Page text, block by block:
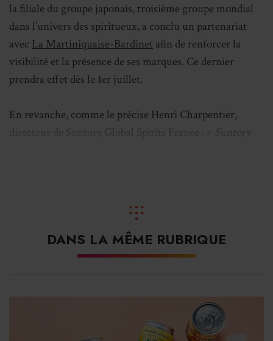
la filiale du groupe japonais, troisième groupe mondial
dans l’univers des spiritueux, a conclu un partenariat
avec La Martiniquaise-Bardinet afin de renforcer la
visibilité et la présence de ses marques. Ce dernier
prendra effet dès le 1er juillet.
En revanche, comme le précise Henri Charpentier,
directeur de Suntory Global Spirits France : «
Suntory
marque Martiniquaise-Bardinet intervient quant à elle
en mettant à disposition sa force de vente pour
assurer le suivi et l’animation des marques dans les
points de vente.»
intégreront désormais à leur portefeuille plusieurs
références de Suntory, parmi lesquelles les whiskies Jim
DANS LA MÊME RUBRIQUE